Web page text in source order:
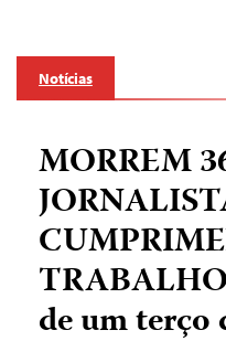
Notícias
MORREM
de um terço